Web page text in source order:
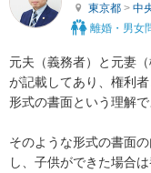
東京都 > 中
離婚・男女
元夫（義務者）と元妻
が記載してあり、権利
形式の書面という理解で
そのような形式の書面
し、子供ができた場合